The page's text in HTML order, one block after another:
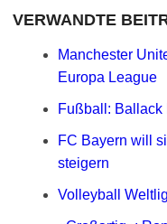
VERWANDTE
Manchester
Europa League
Fußball: Ballack
FC Bayern will
steigern
Volleyball